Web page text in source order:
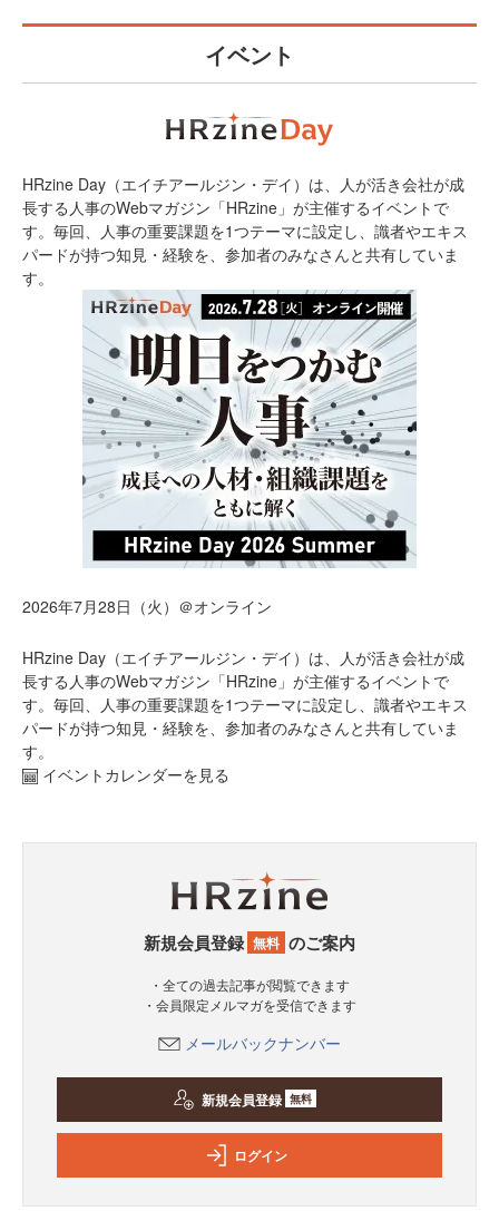
イベント
HRzine Day（エイチアールジン・デイ）は、人が活き会社が成
長する人事のWebマガジン「HRzine」が主催するイベントで
す。毎回、人事の重要課題を1つテーマに設定し、識者やエキス
パードが持つ知見・経験を、参加者のみなさんと共有していま
す。
2026年7月28日（火）＠オンライン
HRzine Day（エイチアールジン・デイ）は、人が活き会社が成
長する人事のWebマガジン「HRzine」が主催するイベントで
す。毎回、人事の重要課題を1つテーマに設定し、識者やエキス
パードが持つ知見・経験を、参加者のみなさんと共有していま
す。
イベントカレンダーを見る
新規会員登録 無料 のご案内
・全ての過去記事が閲覧できます
・会員限定メルマガを受信できます
メールバックナンバー
新規会員登録 無料
ログイン